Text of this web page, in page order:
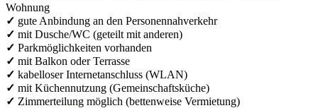
Wohnung
✓ gute Anbindung an den Personennahverkehr
✓ mit Dusche/WC (geteilt mit anderen)
✓ Parkmöglichkeiten vorhanden
✓ mit Balkon oder Terrasse
✓ kabelloser Internetanschluss (WLAN)
✓ mit Küchennutzung (Gemeinschaftsküche)
✓ Zimmerteilung möglich (bettenweise Vermietung)